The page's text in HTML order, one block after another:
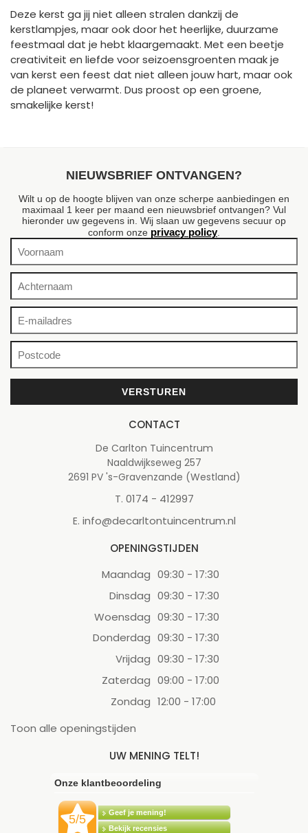
Deze kerst ga jij niet alleen stralen dankzij de
kerstlampjes, maar ook door het heerlijke, duurzame
feestmaal dat je hebt klaargemaakt. Met een beetje
creativiteit en liefde voor seizoensgroenten maak je
van kerst een feest dat niet alleen jouw hart, maar ook
de planeet verwarmt. Dus proost op een groene,
smakelijke kerst!
NIEUWSBRIEF ONTVANGEN?
Wilt u op de hoogte blijven van onze scherpe aanbiedingen en
maximaal 1 keer per maand een nieuwsbrief ontvangen? Vul
hieronder uw gegevens in. Wij slaan uw gegevens secuur op
conform onze privacy policy.
CONTACT
De Carlton Tuincentrum
Naaldwijkseweg 257
2691 PV 's-Gravenzande (Westland)
T. 0174 - 412997
E. info@decarltontuincentrum.nl
OPENINGSTIJDEN
Maandag 09:30 - 17:30
Dinsdag 09:30 - 17:30
Woensdag 09:30 - 17:30
Donderdag 09:30 - 17:30
Vrijdag 09:30 - 17:30
Zaterdag 09:00 - 17:00
Zondag 12:00 - 17:00
Toon alle openingstijden
UW MENING TELT!